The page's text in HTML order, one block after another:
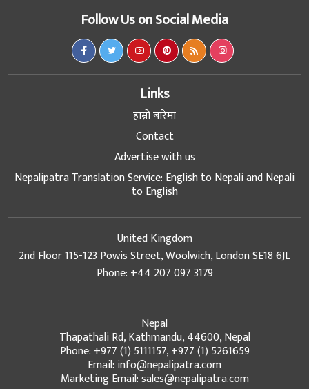
Follow Us on Social Media
Links
हाम्रो बारेमा
Contact
Advertise with us
Nepalipatra Translation Service: English to Nepali and Nepali
to English
United Kingdom
2nd Floor 115-123 Powis Street, Woolwich, London SE18 6JL
Phone: +44 207 097 3179
Nepal
Thapathali Rd, Kathmandu, 44600, Nepal
Phone: +977 (1) 5111157, +977 (1) 5261659
Email: info@nepalipatra.com
Marketing Email: sales@nepalipatra.com